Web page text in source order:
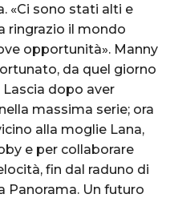
«Ci sono stati alti e
ringrazio il mondo
opportunità». Manny
da quel giorno
dopo aver
massima serie; ora
alla moglie Lana,
e per collaborare
fin dal raduno di
Panorama. Un futuro